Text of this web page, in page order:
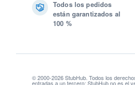
Todos los pedidos
están garantizados al
100 %
© 2000-2026 StubHub. Todos los
entradas a un tercero; StubHub no es el